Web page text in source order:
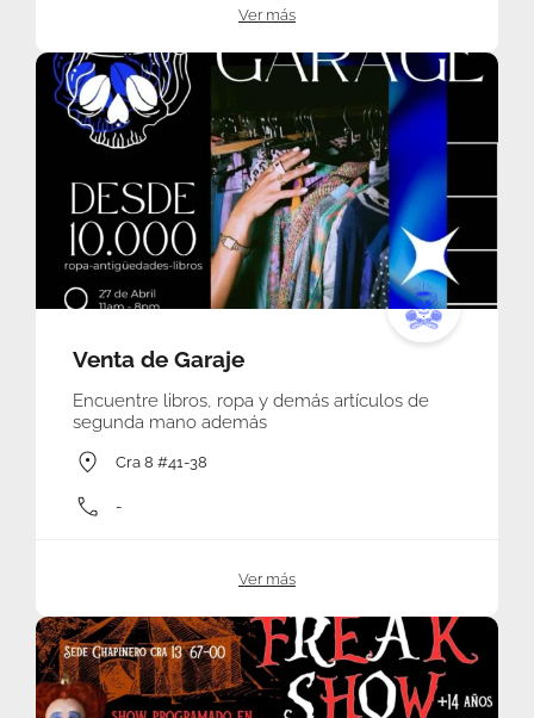
Ver más
Venta de Garaje
Encuentre libros, ropa y demás artículos de
segunda mano además
Cra 8 #41-38
-
Ver más